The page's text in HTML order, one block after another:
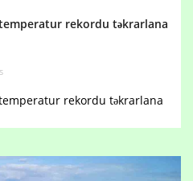
rekordu təkrarlana
rekordu təkrarlana